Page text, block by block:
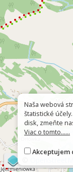
Naša webová
štatistické
disk, zmeňte
Viac o tomto......
Akceptujem